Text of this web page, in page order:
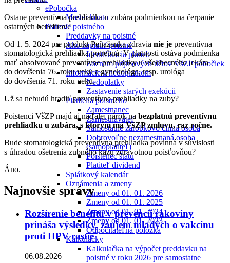
ePobočka
Master konto
Platenie poistného
Preddavky na poistné
Ako zaplatiť poistné
Identifikácia platieb
Zoznam príjmových účtov VšZP pobočiek
Informácie k nedoplatkom
Nedoplatky
Zastavenie starých exekúcii
Platitelia poistného
Zamestnanec
Zamestnávateľ
Samostatne zárobkovo činná osoba
Dobrovoľne nezamestnaná osoba
(samoplatiteľ)
Poistenec štátu
Platiteľ dividend
Splátkový kalendár
Oznámenia a zmeny
Zmeny od 01. 01. 2026
Zmeny od 01. 01. 2025
Zmeny od 01. 01. 2024
Zmeny od 01. 01. 2023
Odpočítateľná položka
Kalkulačky
Kalkulačka na výpočet preddavku na
poistné v roku 2026 pre samostatne
Ostane preventívna prehliadka u zubára podmienkou na čerpanie
ostatných benefitov?
Od 1. 5. 2024 pre produkt Peňaženka zdravia nie je preventívna
stomatologická prehliadka potrebná. V platnosti ostáva podmienka
mať absolvované preventívne prehliadky u všeobecného lekára
do dovŕšenia 76. roku veku a gynekológa, resp. urológa
do dovŕšenia 71. roku veku.
Už sa nebudú hradiť preventívne prehliadky na zuby?
Poistenci VšZP majú aj naďalej nárok na bezplatnú preventívnu
prehliadku u zubára, s ktorým má VšZP zmluvu, raz ročne.
Bude stomatologická preventívna prehliadka povinná v súvislosti
s úhradou ošetrenia zubného kazu zdravotnou poisťovňou?
Áno.
Najnovšie správy
Rozšírenie benefitu v prevencii rakoviny
prináša výsledky, záujem mladých o vakcínu
proti HPV rastie
06.08.2026